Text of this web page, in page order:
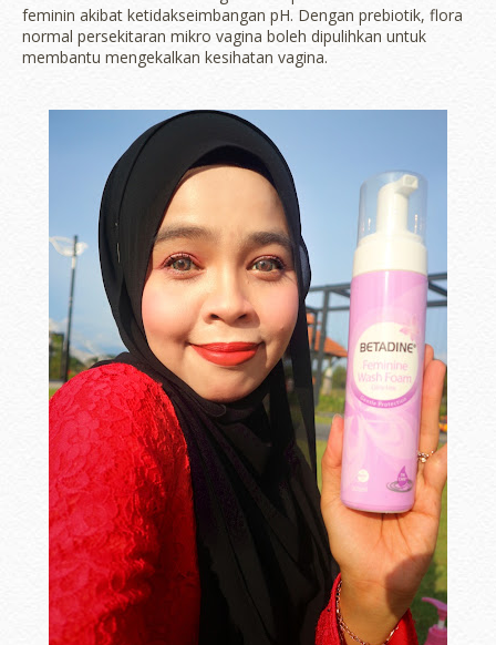
feminin akibat ketidakseimbangan pH. Dengan prebiotik, flora
normal persekitaran mikro vagina boleh dipulihkan untuk
membantu mengekalkan kesihatan vagina.